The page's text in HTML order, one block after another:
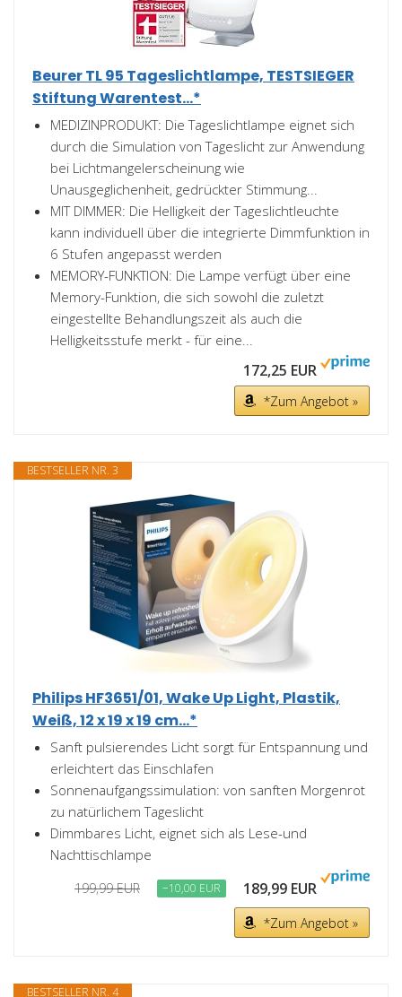
Beurer TL 95 Tageslichtlampe, TESTSIEGER
Stiftung Warentest...*
MEDIZINPRODUKT: Die Tageslichtlampe eignet sich
durch die Simulation von Tageslicht zur Anwendung
bei Lichtmangelerscheinung wie
Unausgeglichenheit, gedrückter Stimmung...
MIT DIMMER: Die Helligkeit der Tageslichtleuchte
kann individuell über die integrierte Dimmfunktion in
6 Stufen angepasst werden
MEMORY-FUNKTION: Die Lampe verfügt über eine
Memory-Funktion, die sich sowohl die zuletzt
eingestellte Behandlungszeit als auch die
Helligkeitsstufe merkt - für eine...
172,25 EUR
*Zum Angebot »
BESTSELLER NR. 3
Philips HF3651/01, Wake Up Light, Plastik,
Weiß, 12 x 19 x 19 cm...*
Sanft pulsierendes Licht sorgt für Entspannung und
erleichtert das Einschlafen
Sonnenaufgangssimulation: von sanften Morgenrot
zu natürlichem Tageslicht
Dimmbares Licht, eignet sich als Lese-und
Nachttischlampe
199,99 EUR −10,00 EUR 189,99 EUR
*Zum Angebot »
BESTSELLER NR. 4